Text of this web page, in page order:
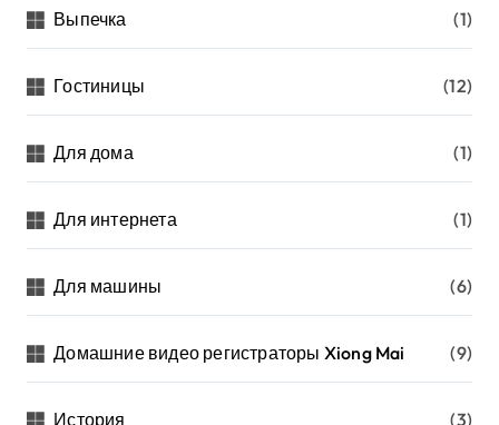
Выпечка (1)
Гостиницы (12)
Для дома (1)
Для интернета (1)
Для машины (6)
Домашние видео регистраторы Xiong Mai (9)
История (3)